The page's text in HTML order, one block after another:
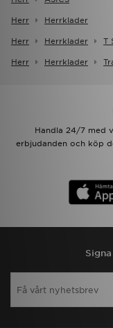
Herr Herrklader
Herr Herrklader T
Herr Herrklader
Handla 24/7 med
erbjudanden och köp